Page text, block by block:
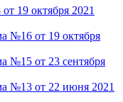
19 октября 2021
№16 от 19 октября
№15 от 23 сентября
№13 от 22 июня 2021